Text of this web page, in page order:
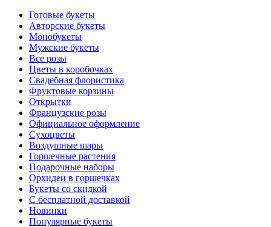
Готовые букеты
Авторские букеты
Монобукеты
Мужские букеты
Все розы
Цветы в коробочках
Свадебная флористика
Фруктовые корзины
Открытки
Французские розы
Официальное оформление
Сухоцветы
Воздушные шары
Горшечные растения
Подарочные наборы
Орхидеи в горшечках
Букеты со скидкой
С бесплатной доставкой
Новинки
Популярные букеты